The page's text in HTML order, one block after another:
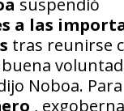
suspendió
a las
tras reunirse
Noboa. Para
,